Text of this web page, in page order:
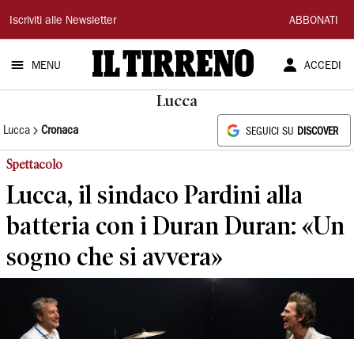
Il
Tirreno
Iscriviti alle Newsletter ABBONATI
MENU ACCEDI
Lucca
Lucca Cronaca SEGUICI SU DISCOVER
Spettacolo
Lucca, il sindaco Pardini alla
batteria con i Duran Duran: «Un
sogno che si avvera»